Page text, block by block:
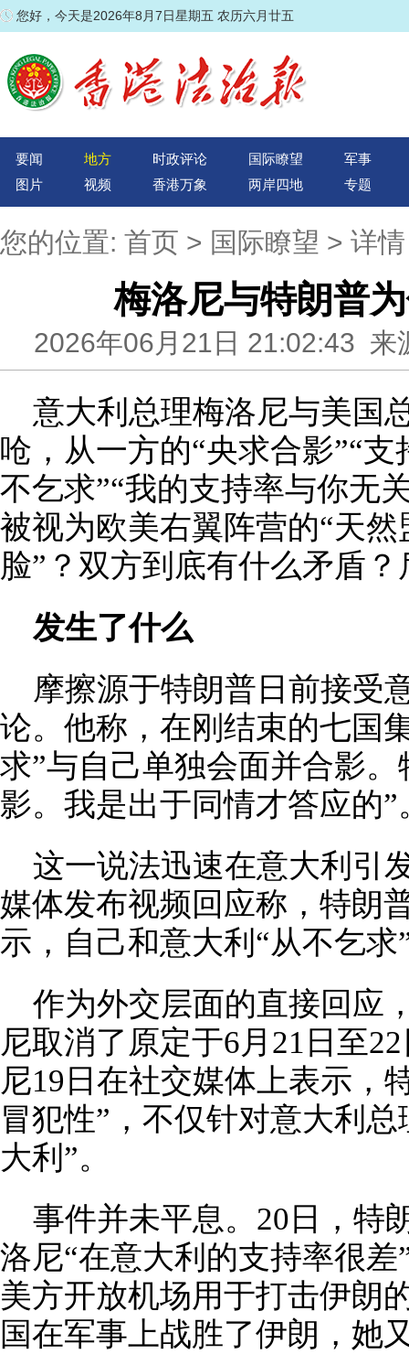
您好，今天是2026年8月7日星期五 农历六月廿五
要闻 地方 时政评论 国际瞭望
军事
图片
视频 香港万象 两岸四地 专题
您的位置: 首页 > 国际瞭望 > 详情
梅洛尼与特朗普
2026年06月21日 21:02:43
意大利总理梅洛尼与美国
呛，从一方的“央求合影”“
不乞求”“我的支持率与你
被视为欧美右翼阵营的“天
脸”？双方到底有什么矛盾
发生了什么
摩擦源于特朗普日前接受
论。他称，在刚结束的七国
求”与自己单独会面并合影
影。我是出于同情才答应的”
这一说法迅速在意大利引
媒体发布视频回应称，特朗
示，自己和意大利“从不乞求
作为外交层面的直接回应
尼取消了原定于6月21日至
尼19日在社交媒体上表示，
冒犯性”，不仅针对意大利
大利”。
事件并未平息。20日，特
洛尼“在意大利的支持率很
美方开放机场用于打击伊朗
国在军事上战胜了伊朗，她